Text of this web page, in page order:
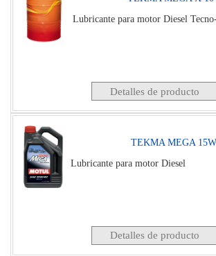
Lubricante para motor Diesel
Detalles de producto
TEKMA MEGA
Lubricante para motor Diesel
Detalles de producto